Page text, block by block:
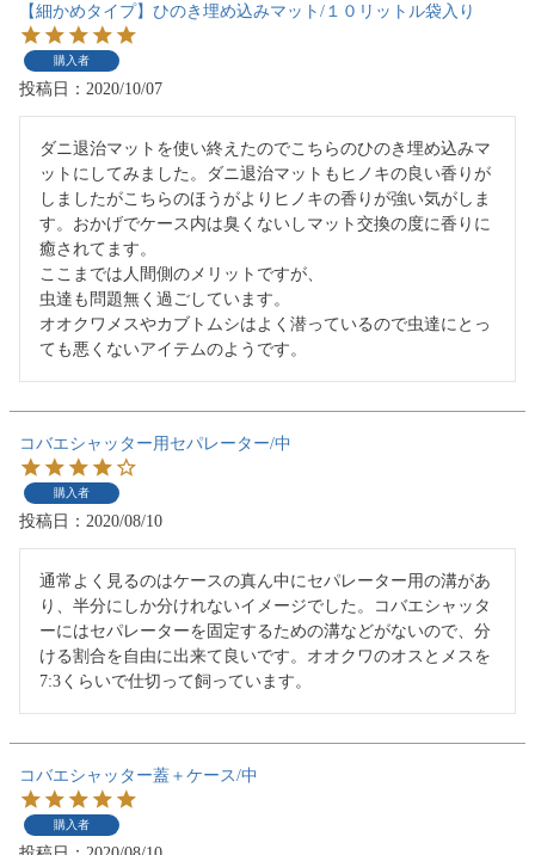
【細かめタイプ】ひのき埋め込みマット/１０リットル袋入り
購入者
投稿日 2020/10/07
ダニ退治マットを使い終えたのでこちらのひのき埋め込みマ
ットにしてみました。ダニ退治マットもヒノキの良い香りが
しましたがこちらのほうがよりヒノキの香りが強い気がしま
す。おかげでケース内は臭くないしマット交換の度に香りに
癒されてます。
ここまでは人間側のメリットですが、
虫達も問題無く過ごしています。
オオクワメスやカブトムシはよく潜っているので虫達にとっ
ても悪くないアイテムのようです。
コバエシャッター用セパレーター/中
購入者
投稿日 2020/08/10
通常よく見るのはケースの真ん中にセパレーター用の溝があ
り、半分にしか分けれないイメージでした。コバエシャッタ
ーにはセパレーターを固定するための溝などがないので、分
ける割合を自由に出来て良いです。オオクワのオスとメスを
7:3くらいで仕切って飼っています。
コバエシャッター蓋＋ケース/中
購入者